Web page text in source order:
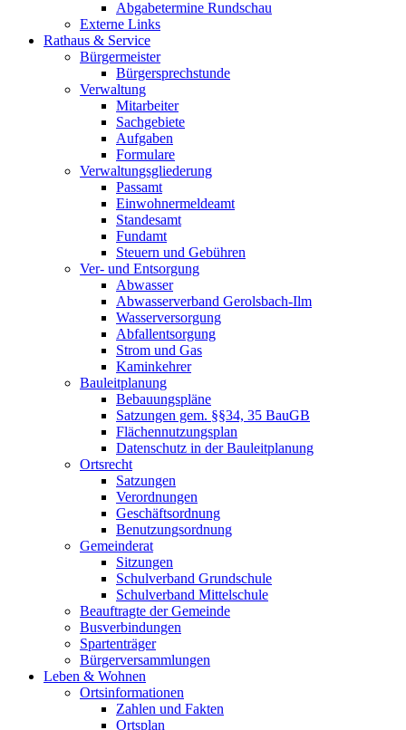
Abgabetermine Rundschau
Externe Links
Rathaus & Service
Bürgermeister
Bürgersprechstunde
Verwaltung
Mitarbeiter
Sachgebiete
Aufgaben
Formulare
Verwaltungsgliederung
Passamt
Einwohnermeldeamt
Standesamt
Fundamt
Steuern und Gebühren
Ver- und Entsorgung
Abwasser
Abwasserverband Gerolsbach-Ilm
Wasserversorgung
Abfallentsorgung
Strom und Gas
Kaminkehrer
Bauleitplanung
Bebauungspläne
Satzungen gem. §§34, 35 BauGB
Flächennutzungsplan
Datenschutz in der Bauleitplanung
Ortsrecht
Satzungen
Verordnungen
Geschäftsordnung
Benutzungsordnung
Gemeinderat
Sitzungen
Schulverband Grundschule
Schulverband Mittelschule
Beauftragte der Gemeinde
Busverbindungen
Spartenträger
Bürgerversammlungen
Leben & Wohnen
Ortsinformationen
Zahlen und Fakten
Ortsplan